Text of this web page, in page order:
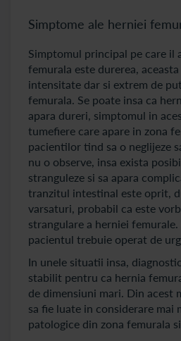
Simptome ale herniei
Simptomul principal pe care il
femurala este durerea,
intensitate dar si extrem de
femurala. Se poate insa ca
apara dureri, simptomul in
tumefiere care apare in zona
pacientilor tind sa o neglijeze
nu o observe, insa exista
stranguleze si sa apara
tranzitul intestinal este oprit,
varsaturi, probabil ca este
strangulare a herniei femurale.
pacientul trebuie operat de
In unele situatii insa,
stabilit pentru ca hernia
de dimensiuni mari. Din acest
sa fie luate in considerare mai
patologice din zona femurala